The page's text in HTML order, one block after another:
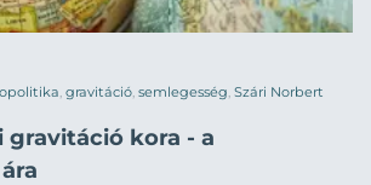
gravitáció semlegesség Szári Norbert
kora - a